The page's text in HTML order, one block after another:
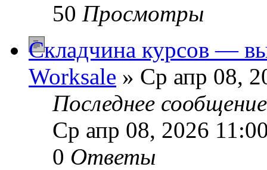
50 Просмотры
Складчина курсов —
Worksale » Ср апр 08,
Последнее
Ср апр 08, 2026
0 Ответы